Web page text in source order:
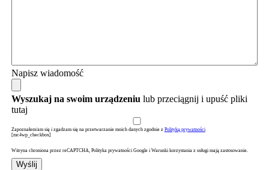
Napisz wiadomość
Wyszukaj na swoim urządzeniulub przeciągnij i upuść pliki
tutaj
Zapoznałem/am się i zgadzam się na przetwarzanie moich danych zgodnie z Polityką prywatności
[mc4wp_checkbox]
Witryna chroniona przez reCAPTCHA, Polityka prywatności Google i Warunki korzystania z usługi mają zastosowanie.
Wyślij